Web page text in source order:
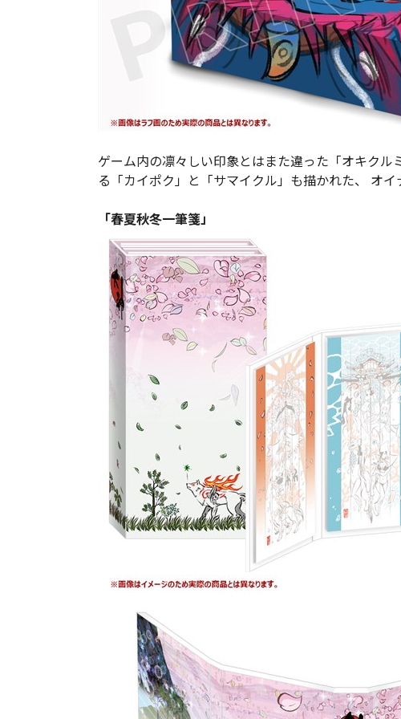
ゲーム内の凛々しい印象とはまた違った「オキク
る「カイポク」と「サマイクル」も描かれた、 オイ
「春夏秋冬一筆箋」